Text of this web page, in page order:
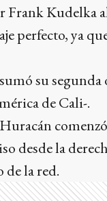
Kudelka
perfecto, ya
su
de Cali-.
desde la
la red.